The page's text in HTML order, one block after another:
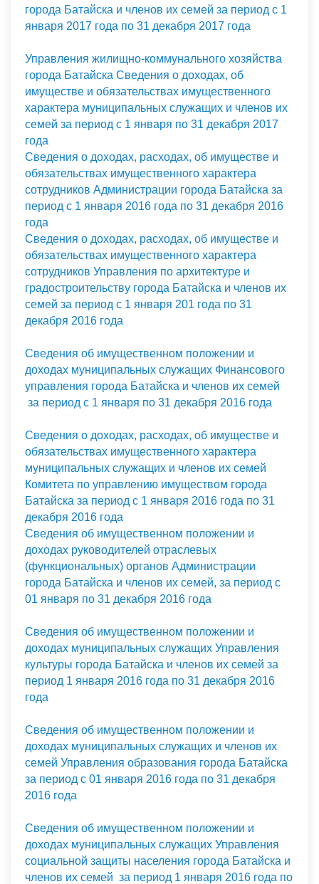
города Батайска и членов их семей за период с 1
января 2017 года по 31 декабря 2017 года
Управления жилищно-коммунального хозяйства
города Батайска Сведения о доходах, об
имуществе и обязательствах имущественного
характера муниципальных служащих и членов их
семей за период с 1 января по 31 декабря 2017
года
Сведения о доходах, расходах, об имуществе и
обязательствах имущественного характера
сотрудников Администрации города Батайска за
период с 1 января 2016 года по 31 декабря 2016
года
Сведения о доходах, расходах, об имуществе и
обязательствах имущественного характера
сотрудников Управления по архитектуре и
градостроительству города Батайска и членов их
семей за период с 1 января 201 года по 31
декабря 2016 года
Сведения об имущественном положении и
доходах муниципальных служащих Финансового
управления города Батайска и членов их семей
за период с 1 января по 31 декабря 2016 года
Сведения о доходах, расходах, об имуществе и
обязательствах имущественного характера
муниципальных служащих и членов их семей
Комитета по управлению имуществом города
Батайска за период с 1 января 2016 года по 31
декабря 2016 года
Сведения об имущественном положении и
доходах руководителей отраслевых
(функциональных) органов Администрации
города Батайска и членов их семей, за период с
01 января по 31 декабря 2016 года
Сведения об имущественном положении и
доходах муниципальных служащих Управления
культуры города Батайска и членов их семей за
период 1 января 2016 года по 31 декабря 2016
года
Сведения об имущественном положении и
доходах муниципальных служащих и членов их
семей Управления образования города Батайска
за период с 01 января 2016 года по 31 декабря
2016 года
Сведения об имущественном положении и
доходах муниципальных служащих Управления
социальной защиты населения города Батайска и
членов их семей за период 1 января 2016 года по